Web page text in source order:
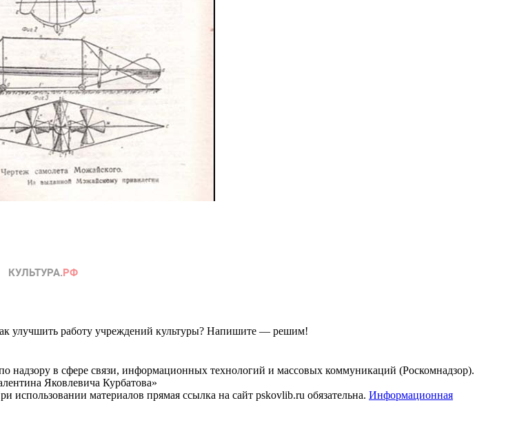
улучшить работу учреждений культуры? Напишите — решим!
в сфере связи, информационных технологий и массовых коммуникаций (Роскомнадзор).
Яковлевича Курбатова»
использовании материалов прямая ссылка на сайт pskovlib.ru обязательна. Информационная